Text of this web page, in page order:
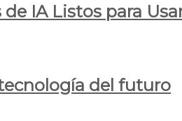
IA Listos para
del futuro